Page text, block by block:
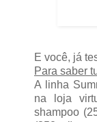
E você, já
Para saber
A linha
na loja
shampoo